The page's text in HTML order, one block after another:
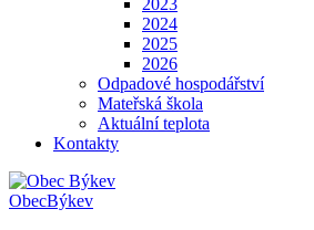
2023
2024
2025
2026
Odpadové hospodářství
Mateřská škola
Aktuální teplota
Kontakty
ObecBýkev